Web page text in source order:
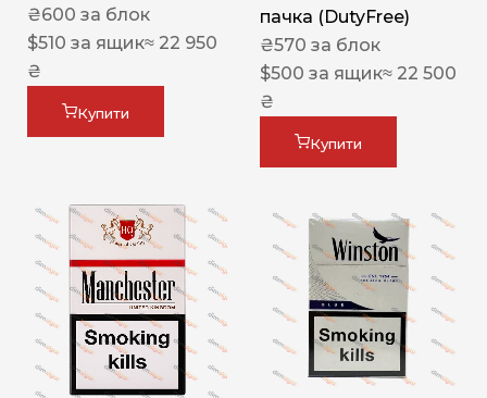
₴600 за блок
$510 за ящик≈ 22 950
₴
Купити
пачка (DutyFree)
₴570 за блок
$500 за ящик≈ 22 500
₴
Купити